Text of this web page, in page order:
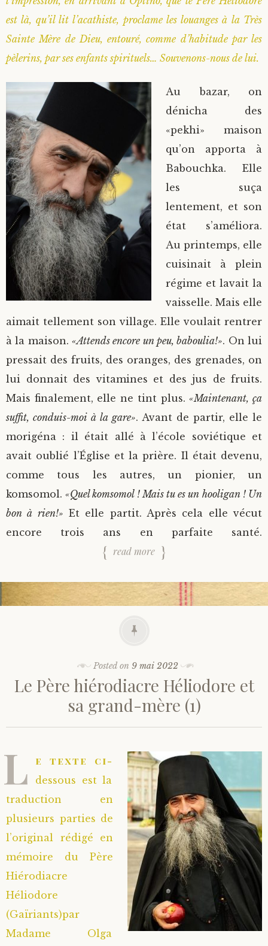
est là, qu’il lit l’acathiste, proclame les louanges à la Très
Sainte Mère de Dieu, entouré, comme d’habitude par les
pèlerins, par ses enfants spirituels… Souvenons-nous de lui.
Au bazar, on
dénicha des
«pekhi» maison
qu’on apporta à
Babouchka. Elle
les suça
lentement, et son
état s’améliora.
Au printemps, elle
cuisinait à plein
régime et lavait la
vaisselle. Mais elle
aimait tellement son village. Elle voulait rentrer
à la maison. «Attends encore un peu, baboulia!». On lui
pressait des fruits, des oranges, des grenades, on
lui donnait des vitamines et des jus de fruits.
Mais finalement, elle ne tint plus.«Maintenant, ça
suffit, conduis-moi à la gare». Avant de partir, elle le
morigéna : il était allé à l’école soviétique et
avait oublié l’Église et la prière. Il était devenu,
comme tous les autres, un pionier, un
komsomol.«Quel komsomol ! Mais tu es un hooligan ! Un
bon à rien!» Et elle partit. Après cela elle vécut
encore trois ans en parfaite santé.
read more
Posted on9 mai 2022
Le Père hiérodiacre Héliodore et
sa grand-mère (1)
L e texte ci-
dessous est la
traduction en
plusieurs parties de
l’original rédigé en
mémoire du Père
Hiérodiacre
Héliodore
(Gaïriants)par
Madame Olga